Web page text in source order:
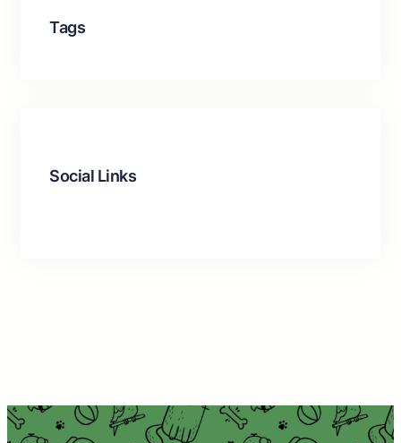
Tags
Social Links